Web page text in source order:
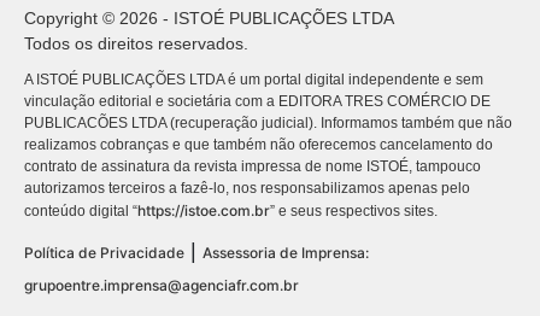
Copyright © 2026 - ISTOÉ PUBLICAÇÕES LTDA
Todos os direitos reservados.
A ISTOÉ PUBLICAÇÕES LTDA é um portal digital independente e sem
vinculação editorial e societária com a EDITORA TRES COMÉRCIO DE
PUBLICACÕES LTDA (recuperação judicial). Informamos também que não
realizamos cobranças e que também não oferecemos cancelamento do
contrato de assinatura da revista impressa de nome ISTOÉ, tampouco
autorizamos terceiros a fazê-lo, nos responsabilizamos apenas pelo
conteúdo digital “https://istoe.com.br” e seus respectivos sites.
Política de Privacidade
Assessoria de Imprensa:
grupoentre.imprensa@agenciafr.com.br